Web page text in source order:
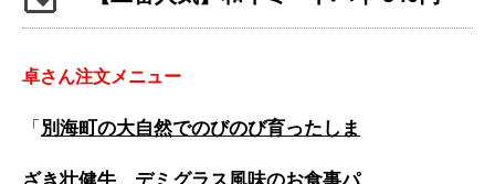
卓さん注文メニュー
「 別海町の大自然でのびのび育ったしま